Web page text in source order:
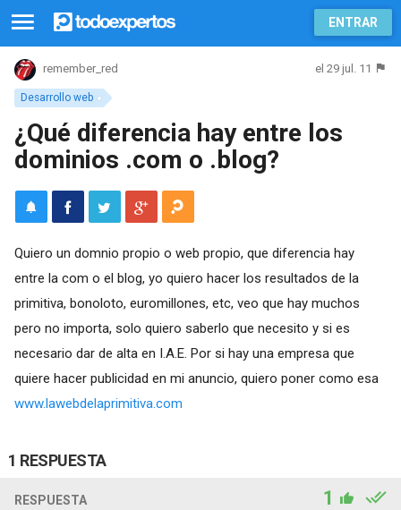
ENTRAR
Desarrollo web
remember_red el 29 jul. 11
¿Qué diferencia hay entre los
dominios .com o .blog?
Quiero un domnio propio o web propio, que diferencia hay
entre la com o el blog, yo quiero hacer los resultados de la
primitiva, bonoloto, euromillones, etc, veo que hay muchos
pero no importa, solo quiero saberlo que necesito y si es
necesario dar de alta en I.A.E. Por si hay una empresa que
quiere hacer publicidad en mi anuncio, quiero poner como esa
www.lawebdelaprimitiva.com
1 RESPUESTA
RESPUESTA 1